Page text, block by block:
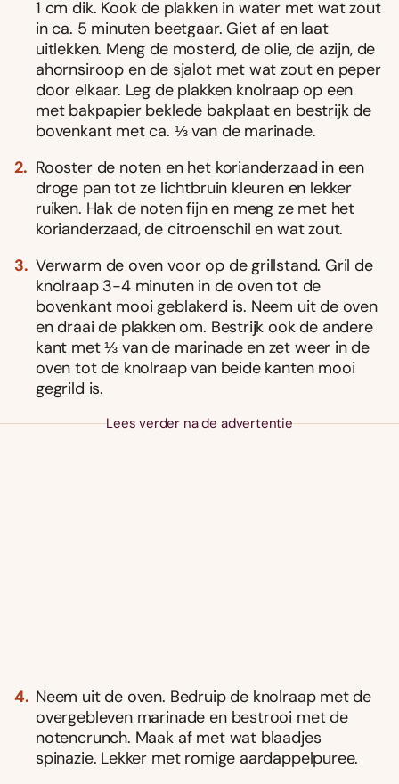
1 cm dik. Kook de plakken in water met wat zout
in ca. 5 minuten beetgaar. Giet af en laat
uitlekken. Meng de mosterd, de olie, de azijn, de
ahornsiroop en de sjalot met wat zout en peper
door elkaar. Leg de plakken knolraap op een
met bakpapier beklede bakplaat en bestrijk de
bovenkant met ca. ⅓ van de marinade.
Rooster de noten en het korianderzaad in een
droge pan tot ze lichtbruin kleuren en lekker
ruiken. Hak de noten fijn en meng ze met het
korianderzaad, de citroenschil en wat zout.
Verwarm de oven voor op de grillstand. Gril de
knolraap 3-4 minuten in de oven tot de
bovenkant mooi geblakerd is. Neem uit de oven
en draai de plakken om. Bestrijk ook de andere
kant met ⅓ van de marinade en zet weer in de
oven tot de knolraap van beide kanten mooi
gegrild is.
Lees verder na de advertentie
Neem uit de oven. Bedruip de knolraap met de
overgebleven marinade en bestrooi met de
notencrunch. Maak af met wat blaadjes
spinazie. Lekker met romige aardappelpuree.